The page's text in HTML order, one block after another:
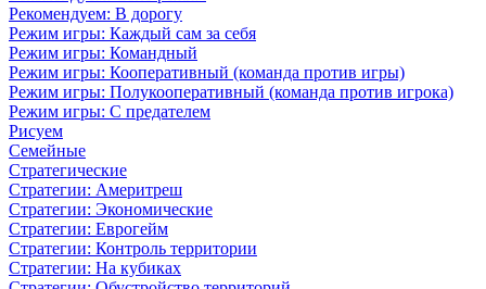
Рекомендуем: В дорогу
Режим игры: Каждый сам за себя
Режим игры: Командный
Режим игры: Кооперативный (команда против игры)
Режим игры: Полукооперативный (команда против игрока)
Режим игры: С предателем
Рисуем
Семейные
Стратегические
Стратегии: Америтреш
Стратегии: Экономические
Стратегии: Еврогейм
Стратегии: Контроль территории
Стратегии: На кубиках